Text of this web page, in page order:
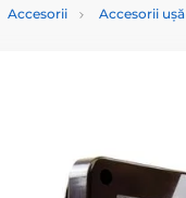
Accesorii Accesorii ușă